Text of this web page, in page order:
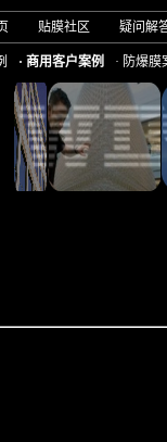
贴膜社区 疑问解
· 商用客户案例 · 防爆膜